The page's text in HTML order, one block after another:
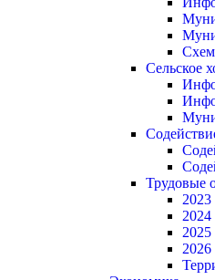
Сельское
Трудовые
2023
2024
2025
2026